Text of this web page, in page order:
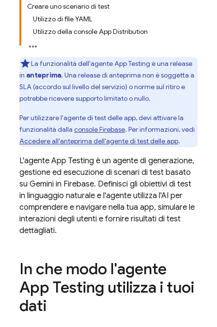
Creare uno scenario di test
Utilizzo di file YAML
Utilizzo della console App Distribution
La funzionalità dell'agente App Testing è una release
in anteprima. Una release di anteprima non è soggetta a
SLA (accordo sul livello del servizio) o norme sul ritiro e
potrebbe ricevere supporto limitato o nullo.
Per utilizzare l'agente di test delle app, devi attivare la
funzionalità dalla consoleFirebase. Per informazioni, vedi
Accedere all'anteprima dell'agente di test delle app.
L'agente App Testing è un agente di generazione,
gestione ed esecuzione di scenari di test basato
su Gemini in Firebase. Definisci gli obiettivi di test
in linguaggio naturale e l'agente utilizza l'AI per
comprendere e navigare nella tua app, simulare le
interazioni degli utenti e fornire risultati di test
dettagliati.
In che modo l'agente
App Testing utilizza i tuoi
dati